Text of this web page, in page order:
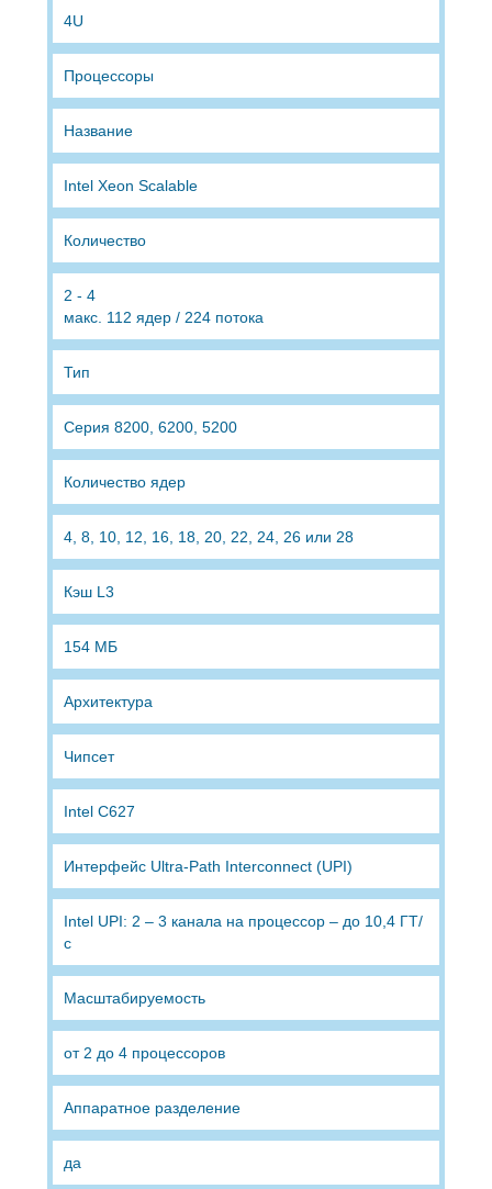
4U
Процессоры
Название
Intel Xeon Scalable
Количество
2 - 4
макс. 112 ядер / 224 потока
Тип
Серия 8200, 6200, 5200
Количество ядер
4, 8, 10, 12, 16, 18, 20, 22, 24, 26 или 28
Кэш L3
154 МБ
Архитектура
Чипсет
Intel C627
Интерфейс Ultra-Path Interconnect (UPI)
Intel UPI: 2 – 3 канала на процессор – до 10,4 ГТ/
с
Масштабируемость
от 2 до 4 процессоров
Аппаратное разделение
да